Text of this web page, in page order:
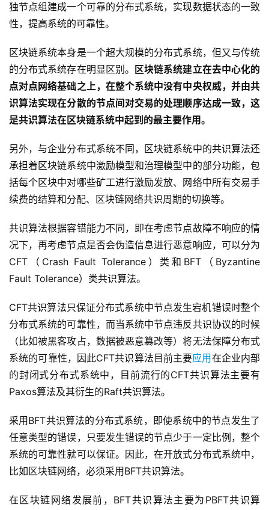
独节点组建成一个可靠的分布式系统，实现数据状态的一致
性，提高系统的可靠性。
区块链系统本身是一个超大规模的分布式系统，但又与传统
的分布式系统存在明显区别。
区块链系统建立在去中心化的
点对点网络基础之上，在整个系统中没有中央权威，并由共
识算法实现在分散的节点间对交易的处理顺序达成一致，这
是共识算法在区块链系统中起到的最主要作用。
另外，与企业分布式系统不同，区块链系统中的共识算法还
承担着区块链系统中激励模型和治理模型中的部分功能，包
括每个区块中对哪些矿工进行激励发放、网络中所有交易手
续费的结算和分配、区块链网络共识周期的切换等。
共识算法根据容错能力不同，即在考虑节点故障不响应的情
况下，再考虑节点是否会伪造信息进行恶意响应，可以分为
CFT（Crash Fault Tolerance）类和BFT（Byzantine
Fault Tolerance）类共识算法。
CFT共识算法只保证分布式系统中节点发生宕机错误时整个
分布式系统的可靠性，而当系统中节点违反共识协议的时候
（比如被黑客攻占，数据被恶意篡改等）将无法保障分布式
系统的可靠性，因此CFT共识算法目前主要应用 在企业内部
的封闭式分布式系统中，目前流行的CFT共识算法主要有
Paxos算法及其衍生的Raft共识算法。
采用BFT共识算法的分布式系统，即使系统中的节点发生了
任意类型的错误，只要发生错误的节点少于一定比例，整个
系统的可靠性就可以保证。因此，在开放式分布式系统中，
比如区块链网络，必须采用BFT共识算法。
在区块链网络发展前，BFT共识算法主要为PBFT共识算